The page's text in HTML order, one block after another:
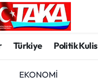
Türkiye Politik Kulis
EKONOMI
Durumu